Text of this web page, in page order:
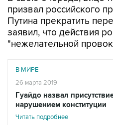
призвал российского
Путина прекратить
заявил, что действия
"нежелательной
В МИРЕ
26 марта 2019
Гуайдо назвал
нарушением конституции
Читать подробнее